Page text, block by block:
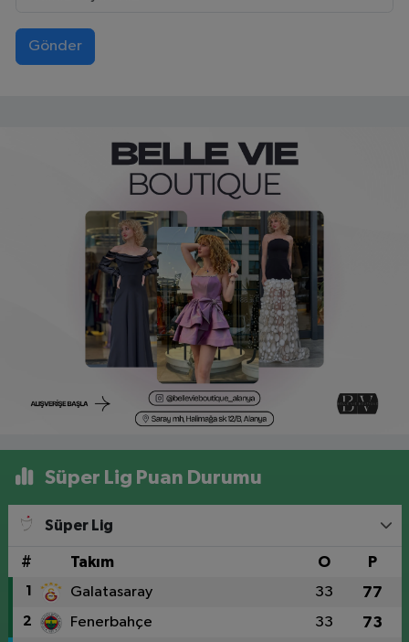
Gönder
Süper Lig Puan Durumu
Süper Lig
# Takım O P
1 Galatasaray 33 77
2 Fenerbahçe 33 73